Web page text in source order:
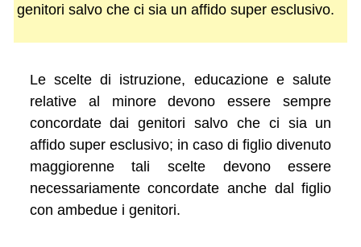
genitori salvo che ci sia un affido super esclusivo.
Le scelte di istruzione, educazione e salute
relative al minore devono essere sempre
concordate dai genitori salvo che ci sia un
affido super esclusivo; in caso di figlio divenuto
maggiorenne tali scelte devono essere
necessariamente concordate anche dal figlio
con ambedue i genitori.